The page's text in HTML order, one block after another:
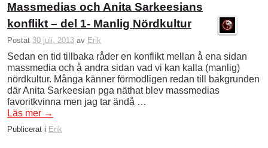
Massmedias och Anita Sarkeesians
konflikt – del 1- Manlig Nördkultur
Postat 30 juli, 2013 av Erik
Sedan en tid tillbaka råder en konflikt mellan å ena sidan
massmedia och å andra sidan vad vi kan kalla (manlig)
nördkultur. Många känner förmodligen redan till bakgrunden
där Anita Sarkeesian pga näthat blev massmedias
favoritkvinna men jag tar ändå …
Läs mer →
Publicerat i Erik